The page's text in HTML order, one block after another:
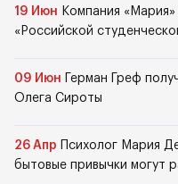
19 Июн Компания
«Российской
09 Июн
Герман Греф
Олега Сироты
26 Апр
Психолог Мария
бытовые привычки могут